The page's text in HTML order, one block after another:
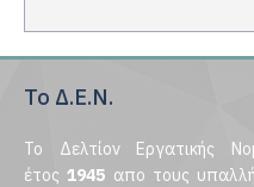
Το Δ.Ε.Ν.
Το Δελτίον Εργατικής
έτος1945 απο τους